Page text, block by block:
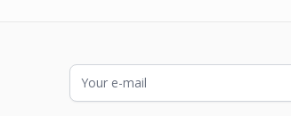
E-Mailadresse